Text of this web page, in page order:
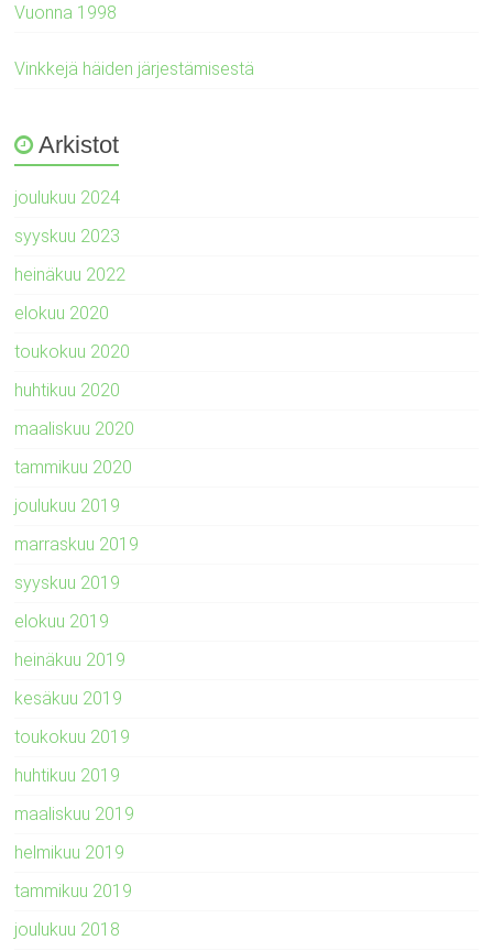
Vuonna 1998
Vinkkejä häiden järjestämisestä
Arkistot
joulukuu 2024
syyskuu 2023
heinäkuu 2022
elokuu 2020
toukokuu 2020
huhtikuu 2020
maaliskuu 2020
tammikuu 2020
joulukuu 2019
marraskuu 2019
syyskuu 2019
elokuu 2019
heinäkuu 2019
kesäkuu 2019
toukokuu 2019
huhtikuu 2019
maaliskuu 2019
helmikuu 2019
tammikuu 2019
joulukuu 2018